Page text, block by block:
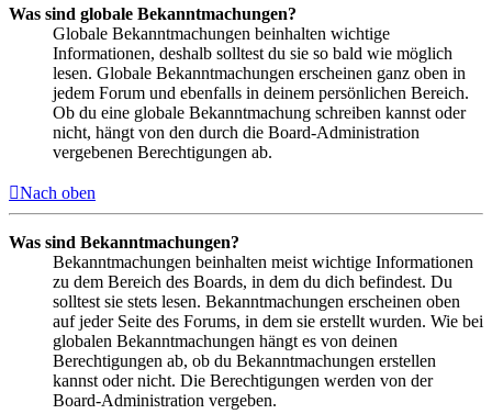
Was sind globale Bekanntmachungen?
Globale Bekanntmachungen beinhalten wichtige
Informationen, deshalb solltest du sie so bald wie möglich
lesen. Globale Bekanntmachungen erscheinen ganz oben in
jedem Forum und ebenfalls in deinem persönlichen Bereich.
Ob du eine globale Bekanntmachung schreiben kannst oder
nicht, hängt von den durch die Board-Administration
vergebenen Berechtigungen ab.
Nach oben
Was sind Bekanntmachungen?
Bekanntmachungen beinhalten meist wichtige Informationen
zu dem Bereich des Boards, in dem du dich befindest. Du
solltest sie stets lesen. Bekanntmachungen erscheinen oben
auf jeder Seite des Forums, in dem sie erstellt wurden. Wie bei
globalen Bekanntmachungen hängt es von deinen
Berechtigungen ab, ob du Bekanntmachungen erstellen
kannst oder nicht. Die Berechtigungen werden von der
Board-Administration vergeben.